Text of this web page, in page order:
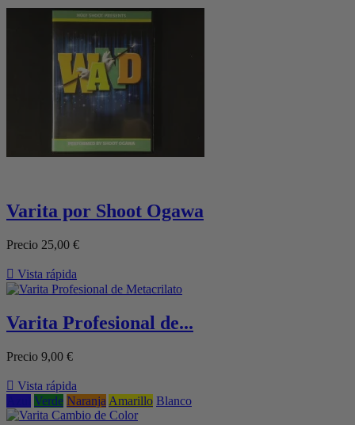
Varita por Shoot Ogawa
Precio 25,00 €
 Vista rápida
Varita Profesional de...
Precio 9,00 €
 Vista rápida
Verde Naranja Amarillo Blanco